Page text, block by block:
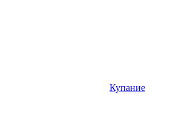
Купание